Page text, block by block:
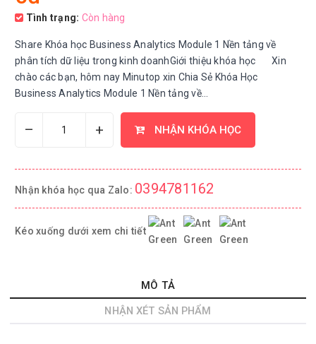
Tình trạng: Còn hàng
Share Khóa học Business Analytics Module 1 Nền tảng về
phân tích dữ liệu trong kinh doanhGiới thiệu khóa học Xin
chào các bạn, hôm nay Minutop xin Chia Sẻ Khóa Học
Business Analytics Module 1 Nền tảng về...
– + NHẬN KHÓA HỌC
Nhận khóa học qua Zalo: 0394781162
Kéo xuống dưới xem chi tiết
MÔ TẢ
NHẬN XÉT SẢN PHẨM